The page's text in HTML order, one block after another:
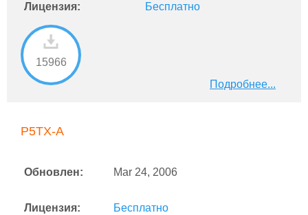
Лицензия: Бесплатно
15966
Подробнее...
P5TX-A
Обновлен: Mar 24, 2006
Лицензия: Бесплатно